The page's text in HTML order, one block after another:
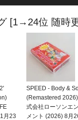
[1→24位 随時
月23
SPEED - Body &
(Remastered
式会社ローソンエ
メント (2026) 8月